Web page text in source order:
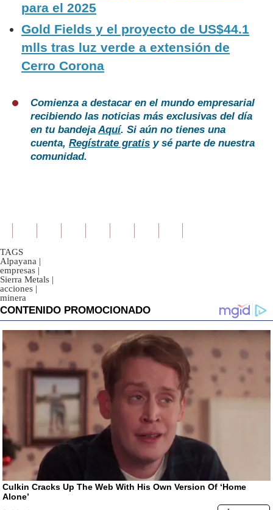
para el 2025
Gold Fields y el proyecto de US$44.1
mlls tras luz verde a extensión de
Cerro Corona
Comienza a destacar en el mundo empresarial
recibiendo las noticias más exclusivas del día
en tu bandejaAquí. Si aún no tienes una
cuenta, Regístrate gratis y sé parte de nuestra
comunidad.
TAGS
Alpayana |
empresas |
Sierra Metals |
acciones |
minera